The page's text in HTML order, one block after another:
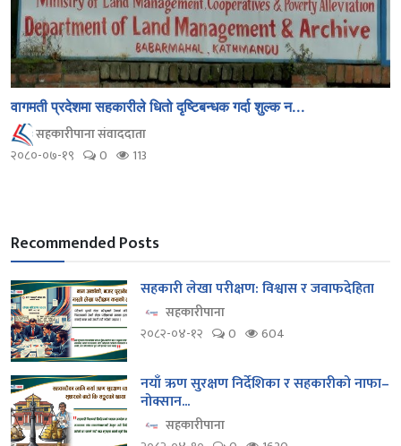
वागमती प्रदेशमा सहकारीले धितो दृष्टिबन्धक गर्दा शुल्क न...
सहकारीपाना संवाददाता
२०८०-०७-१९
0 113
Recommended Posts
सहकारी लेखा परीक्षण: विश्वास र जवाफदेहिता
सहकारीपाना
२०८२-०४-१२
0 604
नयाँ ऋण सुरक्षण निर्देशिका र सहकारीको नाफा–
नोक्सान...
सहकारीपाना